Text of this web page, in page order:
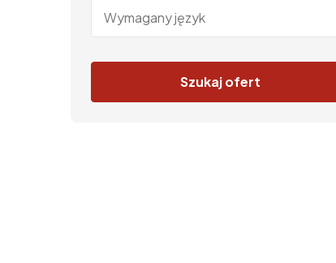
Szukaj ofert